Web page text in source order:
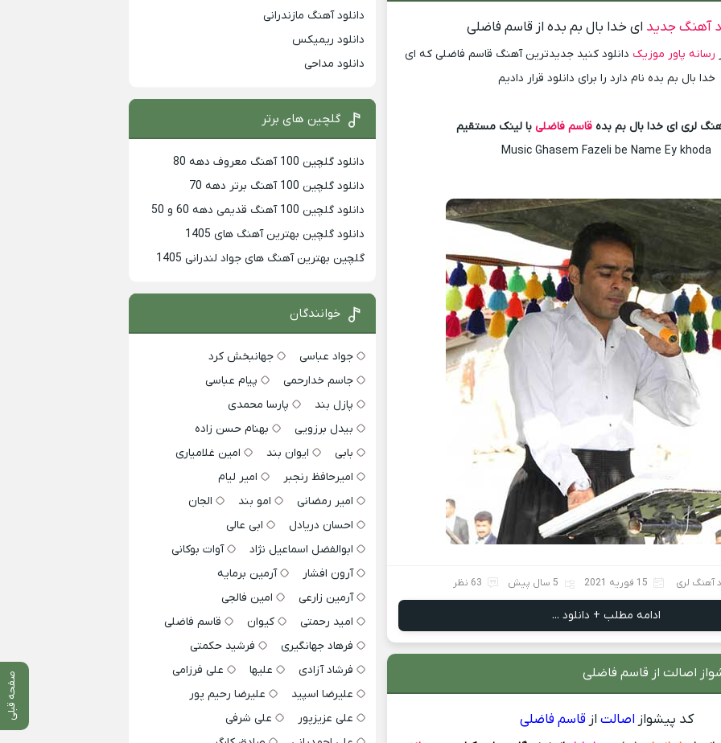
آهنگ جدید ای خدا بال بم بده از قاسم فاضلی
رسانه پاور موزیک دانلود کنید جدیدترین آهنگ قاسم فاضلی که ای
خدا بال بم بده نام دارد را برای دانلود قرار دادیم
لری ای خدا بال بم بدهقاسم فاضلی با لینک مستقیم
Music Ghasem Fazeli be Name Ey khoda
آهنگ لری 15 فوریه 2021 5 سال پیش 63 نظر
ادامه مطلب + دانلود ...
اصالت از قاسم فاضلی
کد پیشواز اصالت از قاسم فاضلی صفحه قبلی
دانلود آهنگ مازندرانی
دانلود ریمیکس
دانلود مداحی
گلچین های برتر
دانلود گلچین 100 آهنگ معروف دهه 80
دانلود گلچین 100 آهنگ برتر دهه 70
دانلود گلچین 100 آهنگ قدیمی دهه 60 و 50
دانلود گلچین بهترین آهنگ های 1405
گلچین بهترین آهنگ های جواد لندرانی 1405
خوانندگان
جواد عباسی
جهانبخش کرد
جاسم خدارحمی
پیام عباسی
پازل بند
پارسا محمدی
بیدل برزویی
بهنام حسن زاده
بابی
ایوان بند
امین غلامیاری
امیرحافظ رنجبر
امیر لیام
امیر رمضانی
امو بند
الجان
احسان دریادل
ابی عالی
ابوالفضل اسماعیل نژاد
آوات بوکانی
آرون افشار
آرمین برمایه
آرمین زارعی
امین فالجی
امید رحمتی
کیوان
قاسم فاضلی
فرهاد جهانگیری
فرشید حکمتی
فرشاد آزادی
علیها
علی فرزامی
علیرضا اسپید
علیرضا رحیم پور
علی عزیزپور
علی شرفی